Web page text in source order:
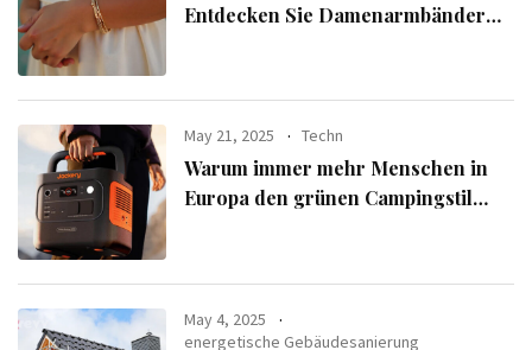
Entdecken Sie Damenarmbänder
May 21, 2025 Techn
Warum immer mehr Menschen in
Europa den grünen Campingstil
May 4, 2025
energetische Gebäudesanierung